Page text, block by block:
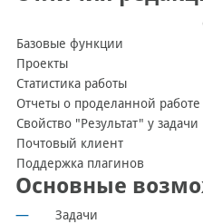
Базовые функции
Проекты
Статистика работы
Отчеты о проделанной работе
Свойство "Результат" у задачи
Почтовый клиент
Поддержка плагинов
Основные
Задачи